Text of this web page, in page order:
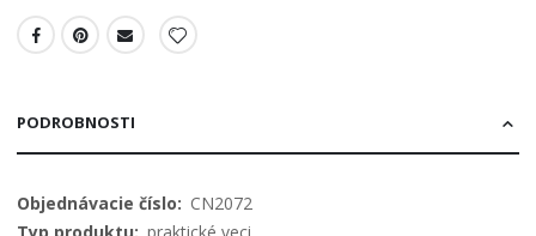
PODROBNOSTI
Viac
informácií
CN2072